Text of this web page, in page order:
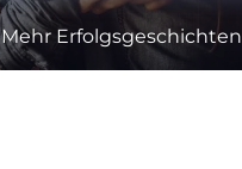
Mehr Erfolgsgeschichten